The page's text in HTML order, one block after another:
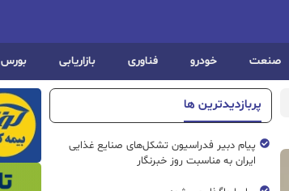
صنعت خودرو فناوری بازاریابی بورس
پربازدیدترین ها
پیام دبیر فدراسیون تشکل‌های صنایع غذایی
ایران به مناسبت روز خبرنگار